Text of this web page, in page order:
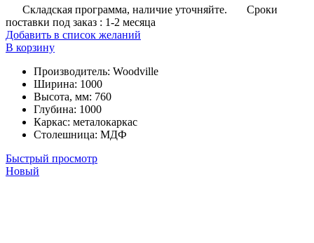
Складская программа, наличие уточняйте.
Сроки
поставки под заказ : 1-2 месяца
Добавить в список желаний
В корзину
Производитель: Woodville
Ширина: 1000
Высота, мм: 760
Глубина: 1000
Каркас: металокаркас
Столешница: МДФ
Быстрый просмотр
Новый